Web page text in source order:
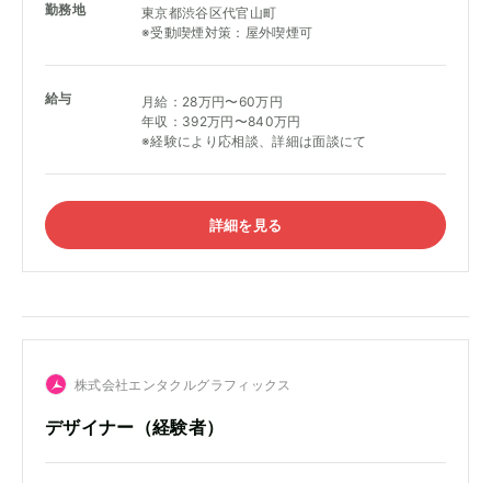
勤務地
東京都渋谷区代官山町
※受動喫煙対策：屋外喫煙可
給与
月給：28万円〜60万円
年収：392万円〜840万円
※経験により応相談、詳細は面談にて
詳細を見る
株式会社エンタクルグラフィックス
デザイナー（経験者）